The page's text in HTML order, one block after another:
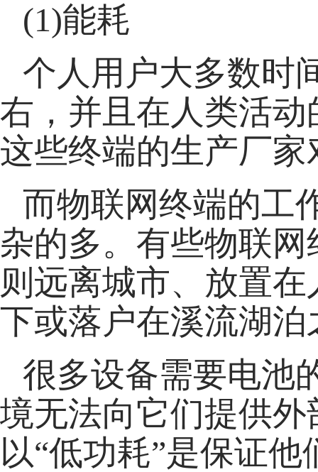
(1)能耗
个人用户大多数时
右，并且在人类活
这些终端的生产厂
而物联网终端的工
杂的多。有些物联
则远离城市、放置
下或落户在溪流湖泊
很多设备需要电池
境无法向它们提供
以“低功耗”是保证